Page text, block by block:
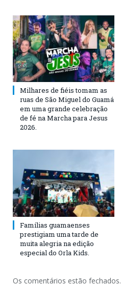
Milhares de fiéis tomam as
ruas de São Miguel do Guamá
em uma grande celebração
de fé na Marcha para Jesus
2026.
Famílias guamaenses
prestigiam uma tarde de
muita alegria na edição
especial do Orla Kids.
Os comentários estão fechados.